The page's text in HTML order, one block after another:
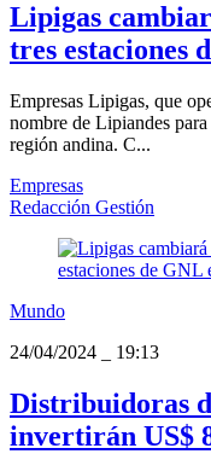
Lipigas
tres estaciones
Empresas Lipigas, que
nombre de Lipiandes
región andina. C...
Empresas
Redacción Gestión
Mundo
24/04/2024
19:13
Distribuidoras
invertirán US$